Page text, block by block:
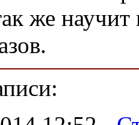
же научит